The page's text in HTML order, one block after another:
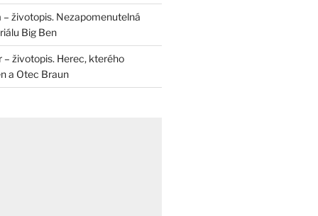
– životopis. Nezapomenutelná
Big Ben
– životopis. Herec, kterého
a Otec Braun